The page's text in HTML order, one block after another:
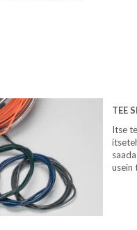
TEE
Itse
usein